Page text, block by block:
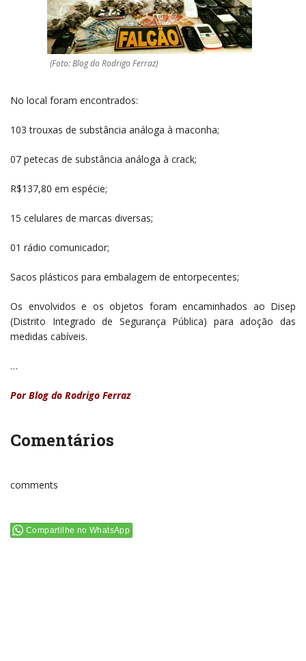
(Foto: Blog do Rodrigo Ferraz)
No local foram encontrados:
103 trouxas de substância análoga à maconha;
07 petecas de substância análoga à crack;
R$137,80 em espécie;
15 celulares de marcas diversas;
01 rádio comunicador;
Sacos plásticos para embalagem de entorpecentes;
Os envolvidos e os objetos foram encaminhados ao Disep
(Distrito Integrado de Segurança Pública) para adoção das
medidas cabíveis.
…
Por Blog do Rodrigo Ferraz
Comentários
comments
Compartilhe no WhatsApp